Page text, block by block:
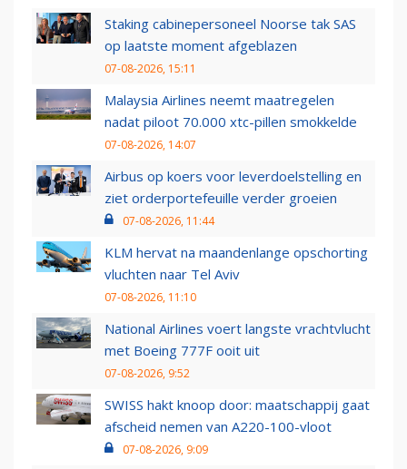
Staking cabinepersoneel Noorse tak SAS
op laatste moment afgeblazen
07-08-2026, 15:11
Malaysia Airlines neemt maatregelen
nadat piloot 70.000 xtc-pillen smokkelde
07-08-2026, 14:07
Airbus op koers voor leverdoelstelling en
ziet orderportefeuille verder groeien
07-08-2026, 11:44
KLM hervat na maandenlange opschorting
vluchten naar Tel Aviv
07-08-2026, 11:10
National Airlines voert langste vrachtvlucht
met Boeing 777F ooit uit
07-08-2026, 9:52
SWISS hakt knoop door: maatschappij gaat
afscheid nemen van A220-100-vloot
07-08-2026, 9:09